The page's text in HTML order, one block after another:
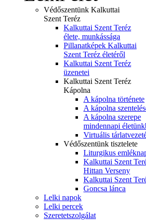
Védőszentünk Kalkuttai
Szent Teréz
Kalkuttai Szent Teréz
élete, munkássága
Pillanatképek Kalkuttai
Szent Teréz életéről
Kalkuttai Szent Teréz
üzenetei
Kalkuttai Szent Teréz
Kápolna
A kápolna története
A kápolna
A kápolna szerepe
mindennapi
Virtuális
Védőszentünk tisztelete
Liturgikus
Kalkuttai Szent
Hittan Verseny
Kalkuttai Szent
Goncsa lánca
Lelki napok
Lelki percek
Szeretetszolgálat